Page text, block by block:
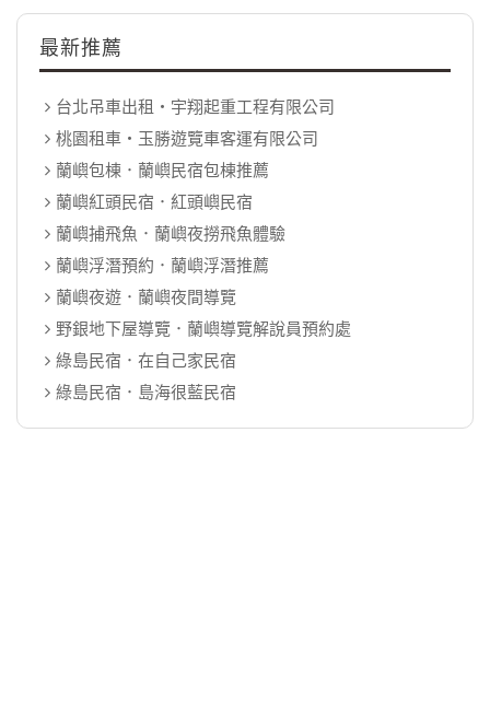
最新推薦
台北吊車出租‧宇翔起重工程有限公司
桃園租車‧玉勝遊覽車客運有限公司
蘭嶼包棟．蘭嶼民宿包棟推薦
蘭嶼紅頭民宿．紅頭嶼民宿
蘭嶼捕飛魚．蘭嶼夜撈飛魚體驗
蘭嶼浮潛預約．蘭嶼浮潛推薦
蘭嶼夜遊．蘭嶼夜間導覽
野銀地下屋導覽．蘭嶼導覽解說員預約處
綠島民宿．在自己家民宿
綠島民宿．島海很藍民宿